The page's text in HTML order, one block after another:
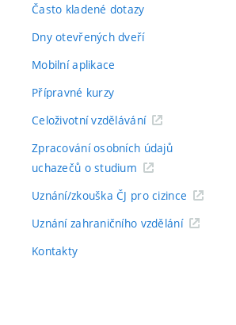
Často kladené dotazy
Dny otevřených dveří
Mobilní aplikace
Přípravné kurzy
Celoživotní vzdělávání
Zpracování osobních údajů
uchazečů o studium
Uznání/zkouška ČJ pro cizince
Uznání zahraničního vzdělání
Kontakty